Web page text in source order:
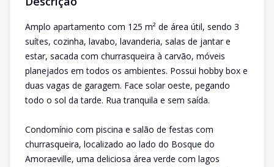
Amplo apartamento com 125 m² de área útil, sendo 3
suítes, cozinha, lavabo, lavanderia, salas de jantar e
estar, sacada com churrasqueira à carvão, móveis
planejados em todos os ambientes. Possui hobby box e
duas vagas de garagem. Face solar oeste, pegando
todo o sol da tarde. Rua tranquila e sem saída.
Condomínio com piscina e salão de festas com
churrasqueira, localizado ao lado do Bosque do
Amoraeville, uma deliciosa área verde com lagos